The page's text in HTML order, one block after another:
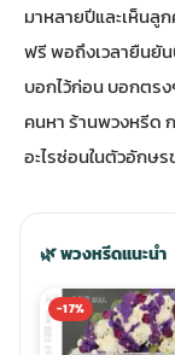
ดอกไม้ศพ
ดอกไม้งานศพ ส่ง
ดอกไม้งานศพ ปาก
ร้านดอกไม้งานศพ
พวงหรีดราคาถูก
พวงหรีดดอกไม้
สั่งพวงหรีด ออนไล
ส่งพวงหรีด ด่วน
มรุ ราคาถูก
ม้หน้าเมรุ
มรุ ออนไลน์
มรุ ส่งด่วน
พวงหรีดพัดลม แบบสว
จัดงานศพ ราคาถูก
มาหลายปีและเห็นลู
ฟรี พอถึงเวลายืนยั
บอกไว้ก่อน บอกตร
คนหา ร้านพวงหรีด
อะไรซ่อนในตัวอักษ
🌿 พวงหรีดแนะนำ
-17%